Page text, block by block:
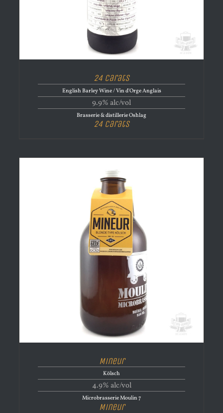
24 Carats
English Barley Wine / Vin d'Orge Anglais
9.9% alc/vol
Brasserie & distillerie Oshlag
24 Carats
Mineur
Kölsch
4.9% alc/vol
Microbrasserie Moulin 7
Mineur